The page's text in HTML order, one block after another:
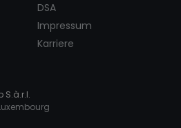
DSA
Impressum
Karriere
S.à.r.l.